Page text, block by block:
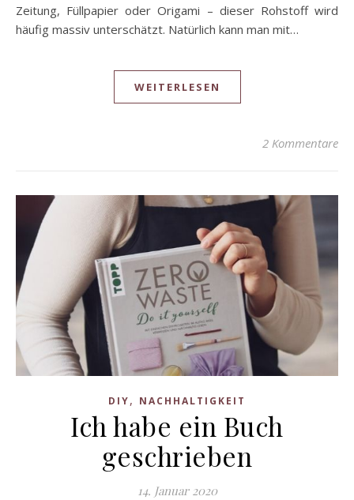
Zeitung, Füllpapier oder Origami – dieser Rohstoff wird
häufig massiv unterschätzt. Natürlich kann man mit…
WEITERLESEN
2 Kommentare
DIY, NACHHALTIGKEIT
Ich habe ein Buch
geschrieben
14. Januar 2020